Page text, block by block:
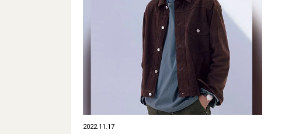
2022.11.17